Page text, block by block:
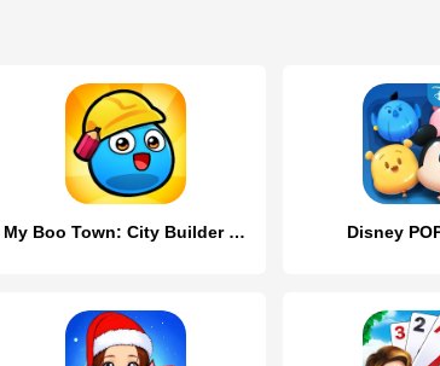
My Boo Town: City Builder Game Disney